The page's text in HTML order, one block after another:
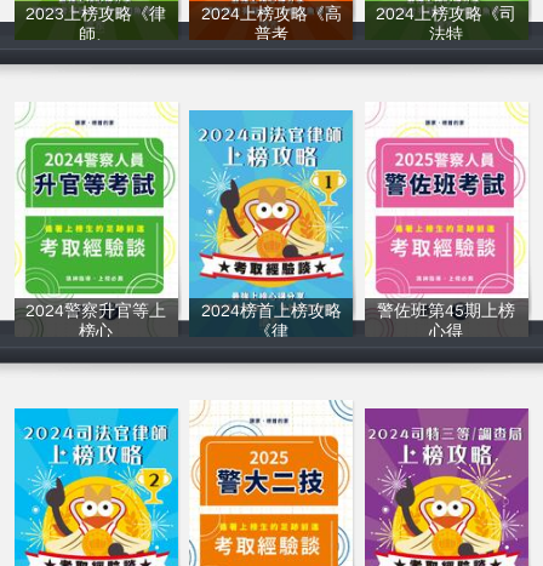
2023上榜攻略《律
師、
讀家補習班
2024上榜攻略《高
普考
讀家補習班
2024上榜攻略《司
法特
讀家補習班
2024警察升官等上
榜心
讀家補習班
2024榜首上榜攻略
《律
讀家補習班
警佐班第45期上榜
心得
讀家補習班